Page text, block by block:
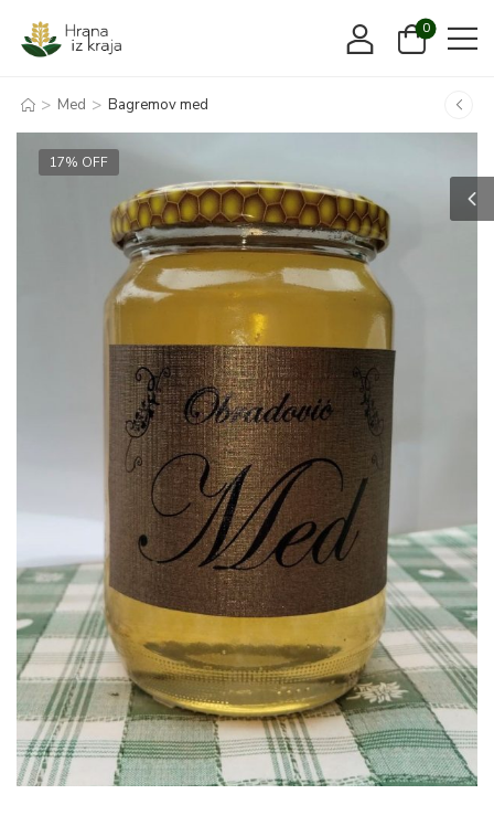
0
> Med > Bagremov med
17% OFF